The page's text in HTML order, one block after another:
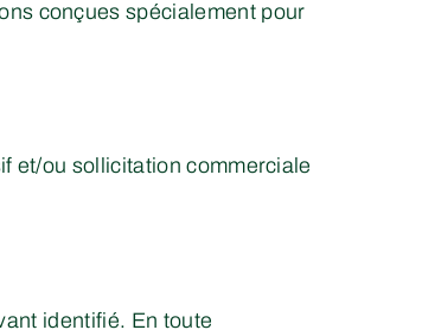
conçues spécialement pour
et/ou sollicitation commerciale
identifié. En toute